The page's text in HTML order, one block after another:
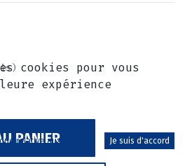
PANIER
cookies pour vous
expérience
relative aux cookies Je suis d'accord